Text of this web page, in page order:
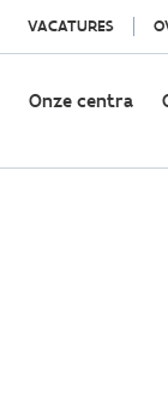
VACATURES
Onze centra